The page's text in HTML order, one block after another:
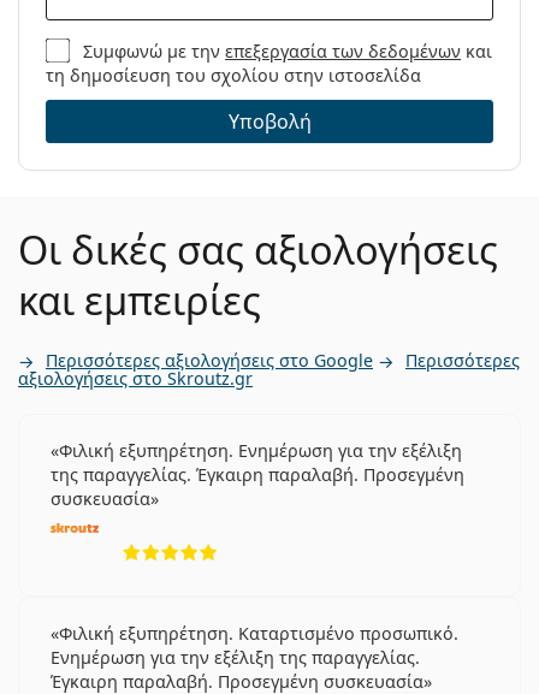
Συμφωνώ με τηνεπεξεργασία των δεδομένων και
τη δημοσίευση του σχολίου στην ιστοσελίδα
Υποβολή
Οι δικές σας αξιολογήσεις
και εμπειρίες
Περισσότερες αξιολογήσεις στο Google Περισσότερες
αξιολογήσεις στο Skroutz.gr
Φιλική εξυπηρέτηση. Ενημέρωση για την εξέλιξη
της παραγγελίας. Έγκαιρη παραλαβή. Προσεγμένη
συσκευασία
Φιλική εξυπηρέτηση. Καταρτισμένο προσωπικό.
Ενημέρωση για την εξέλιξη της παραγγελίας.
Έγκαιρη παραλαβή. Προσεγμένη συσκευασία